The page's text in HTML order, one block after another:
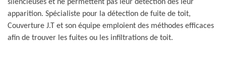
silencieuses et ne permettent pas leur détection dès leur
apparition. Spécialiste pour la détection de fuite de toit,
Couverture J.T et son équipe emploient des méthodes efficaces
afin de trouver les fuites ou les infiltrations de toit.